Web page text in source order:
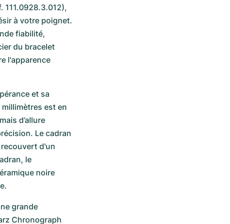
111.0928.3.012),
à votre poignet.
fiabilité,
du bracelet
l'apparence
et sa
est en
d’allure
Le cadran
d'un
le
noire
grande
Chronograph